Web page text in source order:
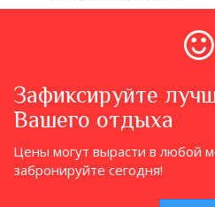
Зафиксируйте
Вашего отдыха
Цены могут вырасти в любой
забронируйте сегодня!